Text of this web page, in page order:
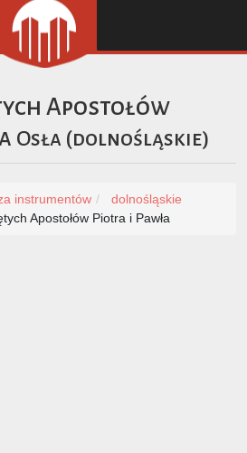
Apostołów
Osła (dolnośląskie)
instrumentów
dolnośląskie
Apostołów Piotra i Pawła